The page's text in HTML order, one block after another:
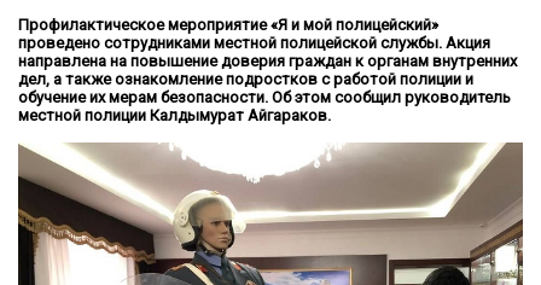
Профилактическое мероприятие «Я и мой полицейский»
проведено сотрудниками местной полицейской службы. Акция
направлена на повышение доверия граждан к органам внутренних
дел, а также ознакомление подростков с работой полиции и
обучение их мерам безопасности. Об этом сообщил руководитель
местной полиции Калдымурат Айгараков.